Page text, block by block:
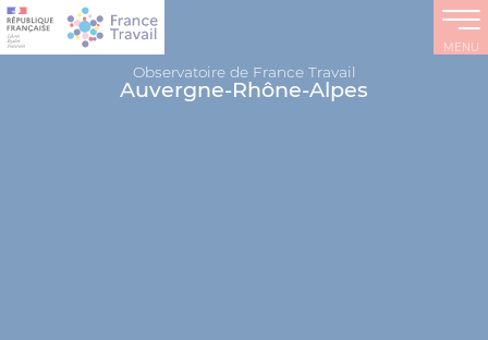
Observatoire de France Travail
Auvergne-Rhône-Alpes
MENU